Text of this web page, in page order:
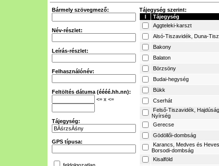
Bármely szövegmező:
Név-részlet:
Leírás-részlet:
Felhasználónév:
Feltöltés dátuma (éééé.hh.nn):
<= x <=
Tájegység:
GPS típusa:
Tájegység szerint:
I
Tájegység
Aggteleki-karszt
Alsó-Tiszavidék, Duna-
Bakony
Balaton
Börzsöny
Budai-hegység
Bükk
Cserhát
Felső-Tiszavidék,
Nyírség
Gerecse
Gödöllői-dombság
Karancs, Medves és
Borsodi-dombság
Kisalföld